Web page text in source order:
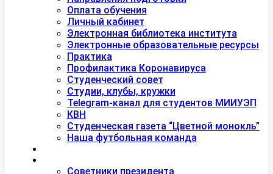
Оплата обучения
Личный кабинет
Электронная библиотека института
Электронные образовательные ресурсы
Практика
Профилактика Коронавируса
Студенческий совет
Студии, клубы, кружки
Telegram-канал для студентов МИИУЭП
КВН
Студенческая газета “Цветной монокль”
Наша футбольная команда
Советники президента